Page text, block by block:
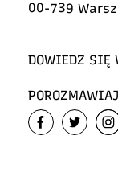
00-739
DOWIEDZ SIĘ